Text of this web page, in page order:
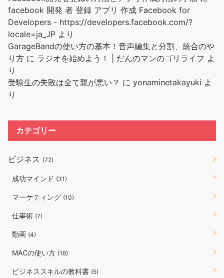
facebook 開発 者 登録 アプリ 作成 Facebook for
Developers - https://developers.facebook.com/?
locale=ja_JP より
GarageBandの使い方の基本！音声編集と分割、統合のや
り方 に ラジオを始めよう！ | だんのマンのゴリライフ よ
り
受験生の失敗は全て親が悪い？ に yonaminetakayuki よ
り
カテゴリー
ビジネス (72)
成功マインド (31)
マーケティング (10)
仕事術 (7)
動画 (4)
MACの使い方 (18)
ビジネススキルの教科書 (5)